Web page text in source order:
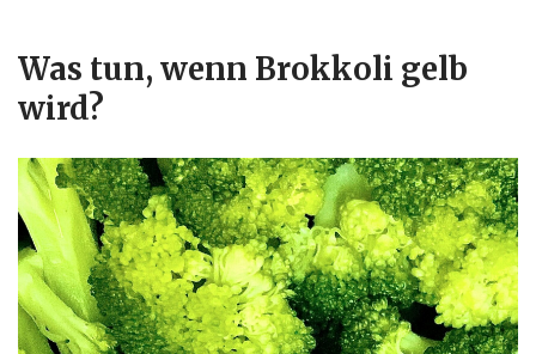
Was tun, wenn Brokkoli gelb
wird?